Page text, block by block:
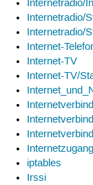
Internetradio/
Internetradio/
Internetradio/
Internet-
Internet-TV
Internet-TV/
Internetzugang
iptables
Irssi